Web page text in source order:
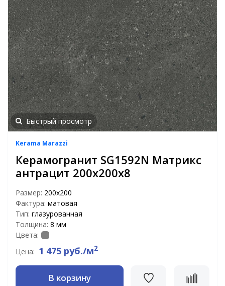
Быстрый просмотр
Kerama Marazzi
Керамогранит SG1592N Матрикс
антрацит 200х200х8
Размер: 200x200
Фактура: матовая
Тип: глазурованная
Толщина: 8 мм
Цвета:
Цена: 1 475 руб./м2
В корзину